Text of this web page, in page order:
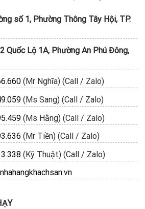
số 1, Phường Thông Tây Hội, TP.
Quốc Lộ 1A, Phường An Phú Đông,
(Mr Nghĩa) (Call / Zalo)
(Ms Sang) (Call / Zalo)
(Ms Hằng) (Call / Zalo)
(Mr Tiền) (Call / Zalo)
(Kỹ Thuật) (Call / Zalo)